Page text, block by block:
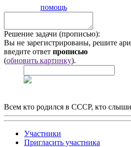
помощь
Решение задачи (прописью):
Вы не зарегистрированы, решите
введите ответ прописью
(обновить картинку).
Всем кто родился в СССР, кто
Участники
Пригласить участника